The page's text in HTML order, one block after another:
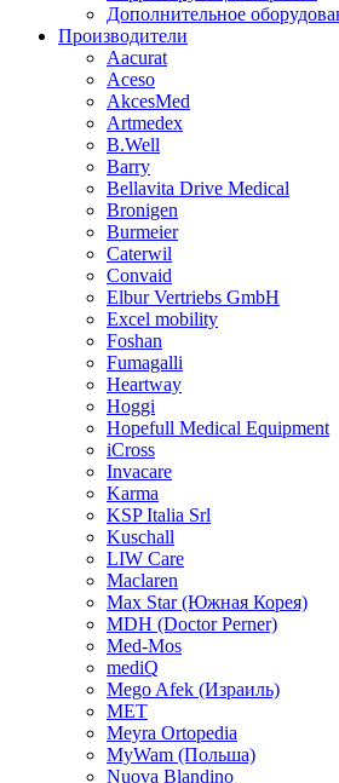
Дополнительное
Производители
Aacurat
Aceso
AkcesMed
Artmedex
B.Well
Barry
Bellavita Drive Medical
Bronigen
Burmeier
Caterwil
Convaid
Elbur Vertriebs GmbH
Excel mobility
Foshan
Fumagalli
Heartway
Hoggi
Hopefull Medical Equipment
iCross
Invacare
Karma
KSP Italia Srl
Kuschall
LIW Care
Maclaren
Max Star (Южная Корея)
MDH (Doctor Perner)
Med-Mos
mediQ
Mego Afek (Израиль)
MET
Meyra Ortopedia
MyWam (Польша)
Nuova Blandino